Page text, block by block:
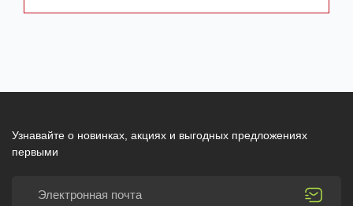
Узнавайте о новинках, акциях и выгодных предложениях
первыми